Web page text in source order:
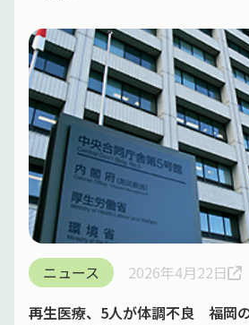
ニュース
2026年4月22日
再生医療、5人が体調不良 福岡